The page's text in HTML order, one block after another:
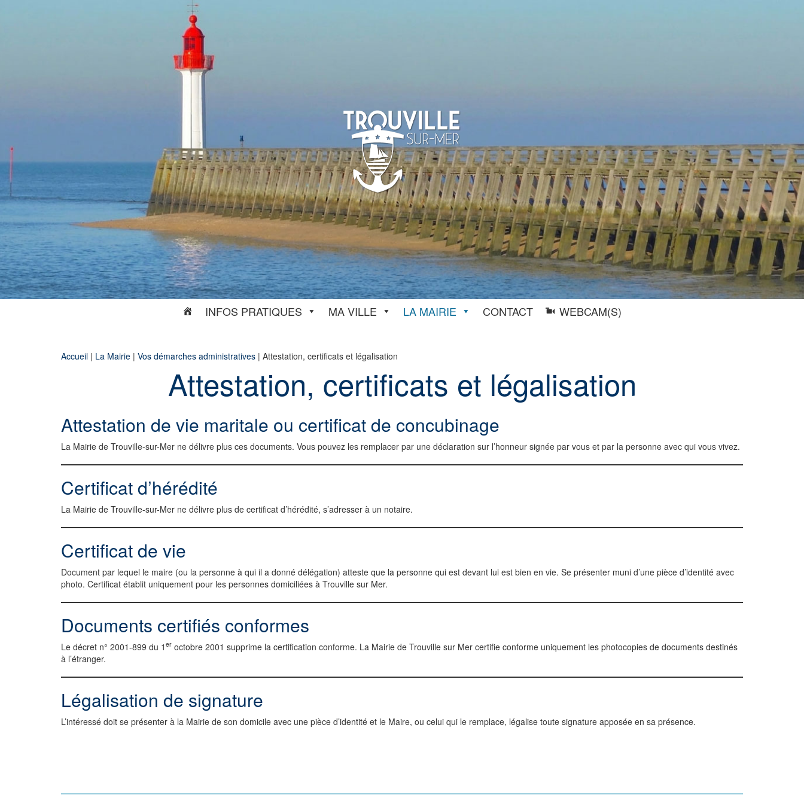
TROUVILLE-SUR-MER
INFOS PRATIQUES MA VILLE LA MAIRIE CONTACT WEBCAM(S)
Accueil | La Mairie | Vos démarches administratives | Attestation, certificats et légalisation
Attestation, certificats et légalisation
Attestation de vie maritale ou certificat de concubinage
La Mairie de Trouville-sur-Mer ne délivre plus ces documents. Vous pouvez les remplacer par une déclaration sur l’honneur signée par vous et par la personne avec qui vous vivez.
Certificat d’hérédité
La Mairie de Trouville-sur-Mer ne délivre plus de certificat d’hérédité, s’adresser à un notaire.
Certificat de vie
Document par lequel le maire (ou la personne à qui il a donné délégation) atteste que la personne qui est devant lui est bien en vie. Se présenter muni d’une pièce d’identité avec
photo. Certificat établit uniquement pour les personnes domiciliées à Trouville sur Mer.
Documents certifiés conformes
Le décret n° 2001-899 du 1 er octobre 2001 supprime la certification conforme. La Mairie de Trouville sur Mer certifie conforme uniquement les photocopies de documents destinés
à l’étranger.
Légalisation de signature
L’intéressé doit se présenter à la Mairie de son domicile avec une pièce d’identité et le Maire, ou celui qui le remplace, légalise toute signature apposée en sa présence.